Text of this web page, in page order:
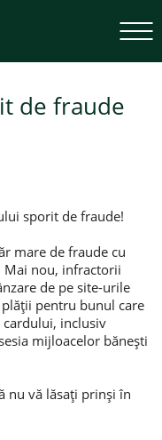
de fraude
sporit de fraude!
mare de fraude cu
Mai nou, infractorii
de pe site-urile
pentru bunul care
inclusiv
mijloacelor bănești
nu vă lăsați prinși în